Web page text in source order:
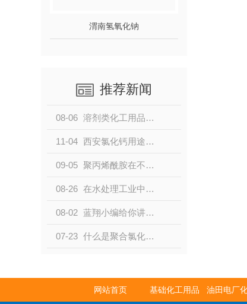
渭南氢氧化钠
推荐新闻
08-06 溶剂类化工用品：工业生产不可或缺的基础化工原料
11-04 西安氯化钙用途你知道多少，小编告诉您！
09-05 聚丙烯酰胺在不同行业中有哪些不同的作用
08-26 在水处理工业中聚丙烯酰胺有什么作用？
08-02 蓝翔小编给你讲解聚丙烯酰胺的主要成分及性状有哪些
07-23 什么是聚合氯化铝？有什么作用？
网站首页 基础化工用品